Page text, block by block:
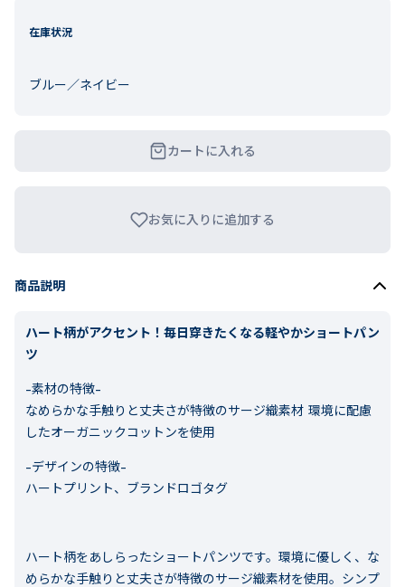
在庫状況
ブルー／ネイビー
カートに入れる
お気に入りに追加する
商品説明
ハート柄がアクセント！毎日穿きたくなる軽やかショートパン
ツ
-素材の特徴-
なめらかな手触りと丈夫さが特徴のサージ織素材 環境に配慮
したオーガニックコットンを使用
-デザインの特徴-
ハートプリント、ブランドロゴタグ
ハート柄をあしらったショートパンツです。環境に優しく、な
めらかな手触りと丈夫さが特徴のサージ織素材を使用。シンプ